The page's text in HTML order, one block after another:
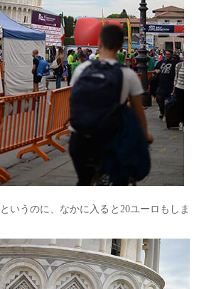
いうのに、なかに入ると20ユーロもしま